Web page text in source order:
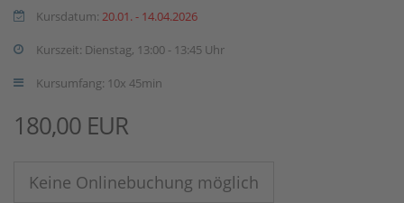
Kursdatum: 20.01. - 14.04.2026
Kurszeit: Dienstag, 13:00 - 13:45 Uhr
Kursumfang: 10x 45min
180,00 EUR
Keine Onlinebuchung möglich